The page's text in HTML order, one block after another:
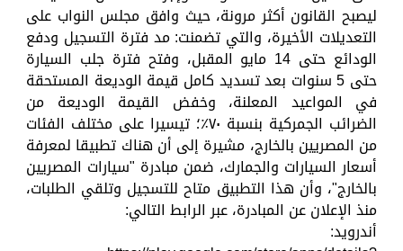
ليصبح القانون أكثر مرونة، حيث وافق مجلس النواب على
التعديلات الأخيرة، والتي تضمنت: مد فترة التسجيل ودفع
الودائع حتى 14 مايو المقبل، وفتح فترة جلب السيارة
حتى 5 سنوات بعد تسديد كامل قيمة الوديعة المستحقة
في المواعيد المعلنة، وخفض القيمة الوديعة من
الضرائب الجمركية بنسبة ٧٠٪؜؛ تيسيرا على مختلف الفئات
من المصريين بالخارج، مشيرة إلى أن هناك تطبيقا لمعرفة
أسعار السيارات والجمارك، ضمن مبادرة "سيارات المصريين
بالخارج"، وأن هذا التطبيق متاح للتسجيل وتلقي الطلبات،
منذ الإعلان عن المبادرة، عبر الرابط التالي:
أندرويد: